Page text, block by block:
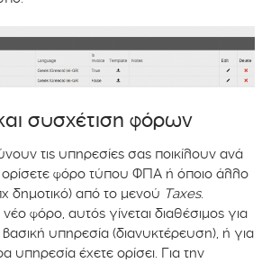
συσχέτιση φόρων
τις υπηρεσίες σας ποικίλουν ανά
φόρο τύπου ΦΠΑ ή όποιο άλλο
δημοτικό) από το μενού Taxes.
φόρο, αυτός γίνεται διαθέσιμος για
βασική υπηρεσία (διανυκτέρευση), ή για
υπηρεσία έχετε ορίσει. Για την